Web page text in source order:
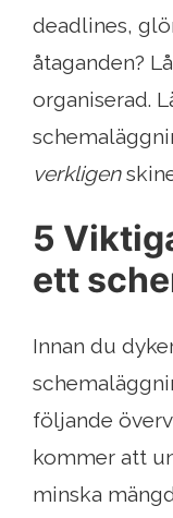
deadlines,
åtaganden?
organiserad.
verkligen
5
ett
Innan du
följande
kommer att
minska